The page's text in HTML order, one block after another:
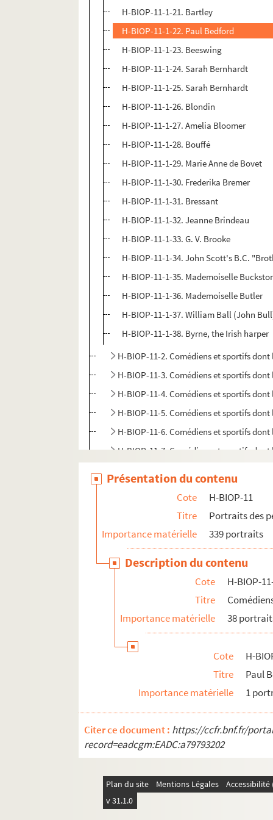
H-BIOP-11-1-21. Bartley
H-BIOP-11-1-22. Paul Bedford
H-BIOP-11-1-23. Beeswing
H-BIOP-11-1-24. Sarah Bernhardt
H-BIOP-11-1-25. Sarah Bernhardt
H-BIOP-11-1-26. Blondin
H-BIOP-11-1-27. Amelia Bloomer
H-BIOP-11-1-28. Bouffé
H-BIOP-11-1-29. Marie Anne de Bovet
H-BIOP-11-1-30. Frederika Bremer
H-BIOP-11-1-31. Bressant
H-BIOP-11-1-32. Jeanne Brindeau
H-BIOP-11-1-33. G. V. Brooke
H-BIOP-11-1-34. John Scott's B.C.
H-BIOP-11-1-35. Mademoiselle
H-BIOP-11-1-36. Mademoiselle Butler
H-BIOP-11-1-37. William Ball (John
H-BIOP-11-1-38. Byrne, the Irish harper
H-BIOP-11-2. Comédiens et sportifs
H-BIOP-11-3. Comédiens et sportifs
H-BIOP-11-4. Comédiens et sportifs
H-BIOP-11-5. Comédiens et sportifs
H-BIOP-11-6. Comédiens et sportifs
H-BIOP-11-7. Comédiens et sportifs dont
H-BIOP-12. Portraits d'artistes : arts,
H-BIOP-13. Portraits de musiciens
H-BIOP-14. Portraits de scientifiques
Présentation du contenu
Cote
H-BIOP-11
Titre
Portraits des
Importance matérielle
339 portraits
Description du contenu
Cote
H-BIOP-
Titre
Importance matérielle
38
Cote
H-
Titre
Paul
Importance matérielle
1
Citer ce document : https://ccfr.bnf.fr/
record=eadcgm:EADC:a79793202
Plan du site Mentions Légales
v 31.1.0